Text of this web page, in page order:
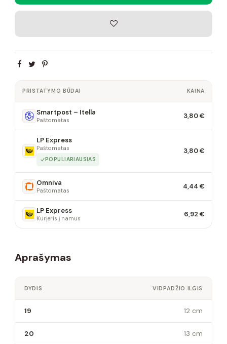
PRISTATYMO BŪDAI KAINA
Smartpost – Itella
Paštomatas 3,80 €
LP Express
Paštomatas
POPULIARIAUSIAS
3,80 €
Omniva
Paštomatas 4,44 €
LP Express
Kurjeris į namus 6,92 €
Aprašymas
DYDIS VIDPADŽIO ILGIS
19 12 cm
20 13 cm